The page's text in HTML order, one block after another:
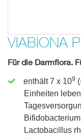
VIABIONA
Für die Darmflora.
enthält 7 x 109
Einheiten
Lactobacillus